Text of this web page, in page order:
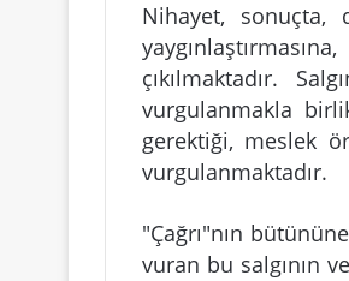
Nihayet, sonuçta,
çıkılmaktadır.
vurgulanmakla
gerektiği, meslek
vurgulanmaktadır.
"Çağrı"nın
vuran bu salgının